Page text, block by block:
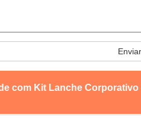
Enviar
com Kit Lanche